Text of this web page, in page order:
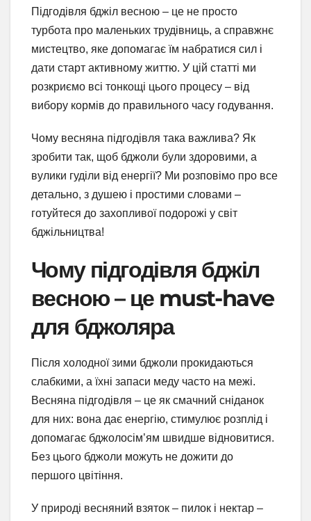
Підгодівля бджіл весною – це не просто
турбота про маленьких трудівниць, а справжнє
мистецтво, яке допомагає їм набратися сил і
дати старт активному життю. У цій статті ми
розкриємо всі тонкощі цього процесу – від
вибору кормів до правильного часу годування.
Чому весняна підгодівля така важлива? Як
зробити так, щоб бджоли були здоровими, а
вулики гуділи від енергії? Ми розповімо про все
детально, з душею і простими словами –
готуйтеся до захопливої подорожі у світ
бджільництва!
Чому підгодівля бджіл
весною – це must-have
для бджоляра
Після холодної зими бджоли прокидаються
слабкими, а їхні запаси меду часто на межі.
Весняна підгодівля – це як смачний сніданок
для них: вона дає енергію, стимулює розплід і
допомагає бджолосім’ям швидше відновитися.
Без цього бджоли можуть не дожити до
першого цвітіння.
У природі весняний взяток – пилок і нектар –